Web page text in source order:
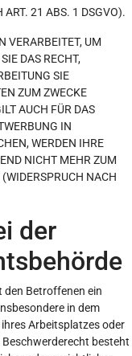
ART. 21 ABS. 1 DSGVO).
VERARBEITET, UM
DAS RECHT,
SIE
ZUM ZWECKE
AUCH FÜR DAS
IN
WERDEN IHRE
NICHT MEHR ZUM
NACH
der
den Betroffenen ein
in dem
Arbeitsplatzes oder
besteht